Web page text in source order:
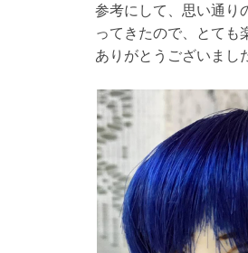
参考にして、思い通り
ってきたので、とても
ありがとうございまし